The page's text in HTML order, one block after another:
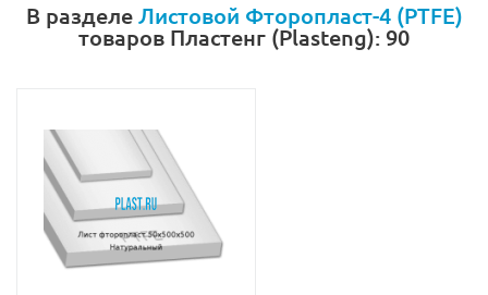
В разделеЛистовой Фторопласт-4 (PTFE)
товаров Пластенг (Plasteng): 90